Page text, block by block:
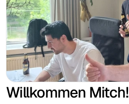
Willkommen Mitch!